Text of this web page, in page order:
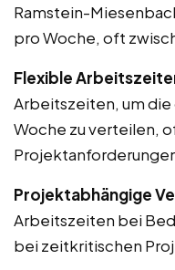
Ramstein-
pro Woche, oft
Flexible
Arbeitszeiten, um
Woche zu verteilen,
Projektabhängige
Arbeitszeiten bei
bei zeitkritischen